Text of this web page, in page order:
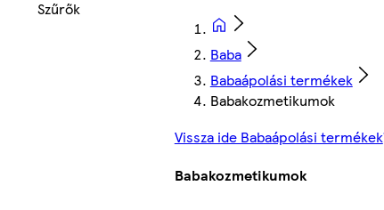
Baba
Babaápolási termékek
Babakozmetikumok
Vissza ide Babaápolási termékek
Babakozmetikumok